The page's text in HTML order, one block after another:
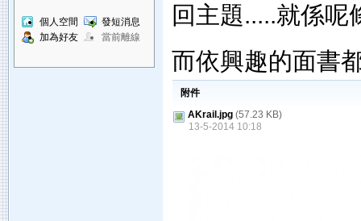
個人空間
發短消息
加為好友
當前離線
回主題.....就係呢
而依興趣的面書
附件
AKrail.jpg (57.23 KB)
13-5-2014 10:18